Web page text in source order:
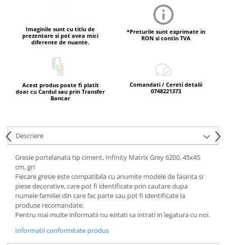
Imaginile sunt cu titlu de
prezentare si pot avea mici
diferente de nuante.
*Preturile sunt exprimate in
RON si contin TVA
Acest produs poate fi platit
doar cu Cardul sau prin Transfer
Bancar
Comandati / Cereti detalii
0748221373
Descriere
Gresie portelanata tip ciment, Infinity Matrix Grey 6200, 45x45
cm, gri
Fiecare gresie este compatibila cu anumite modele de faianta si
piese decorative, care pot fi identificate prin cautare dupa
numele familiei din care fac parte sau pot fi identificate la
produse recomandate.
Pentru mai multe informatii nu ezitati sa intrati in legatura cu noi.
Informatii conformitate produs